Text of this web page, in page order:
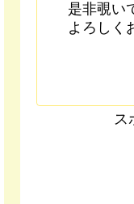
是非覗い
よろしく
ス